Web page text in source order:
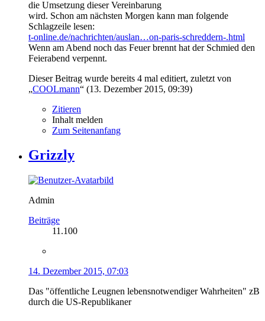
die Umsetzung dieser Vereinbarung
wird. Schon am nächsten Morgen kann man folgende
Schlagzeile lesen:
t-online.de/nachrichten/auslan…on-paris-schreddern-.html
Wenn am Abend noch das Feuer brennt hat der Schmied den
Feierabend verpennt.
Dieser Beitrag wurde bereits 4 mal editiert, zuletzt von
„COOLmann“ (13. Dezember 2015, 09:39)
Zitieren
Inhalt melden
Zum Seitenanfang
Grizzly
Admin
Beiträge
11.100
14. Dezember 2015, 07:03
Das "öffentliche Leugnen lebensnotwendiger Wahrheiten" zB
durch die US-Republikaner